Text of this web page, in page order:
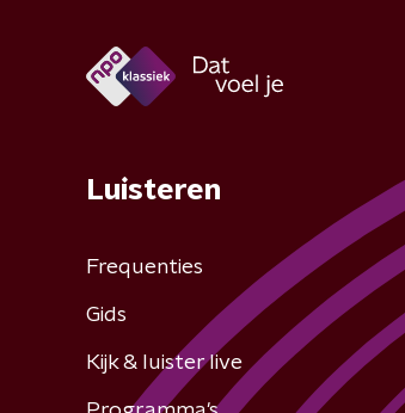
Luisteren
Frequenties
Gids
Kijk & luister live